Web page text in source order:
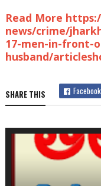
Read More
news/crime/
17-men-in-front-
husband/
SHARE THIS Facebook